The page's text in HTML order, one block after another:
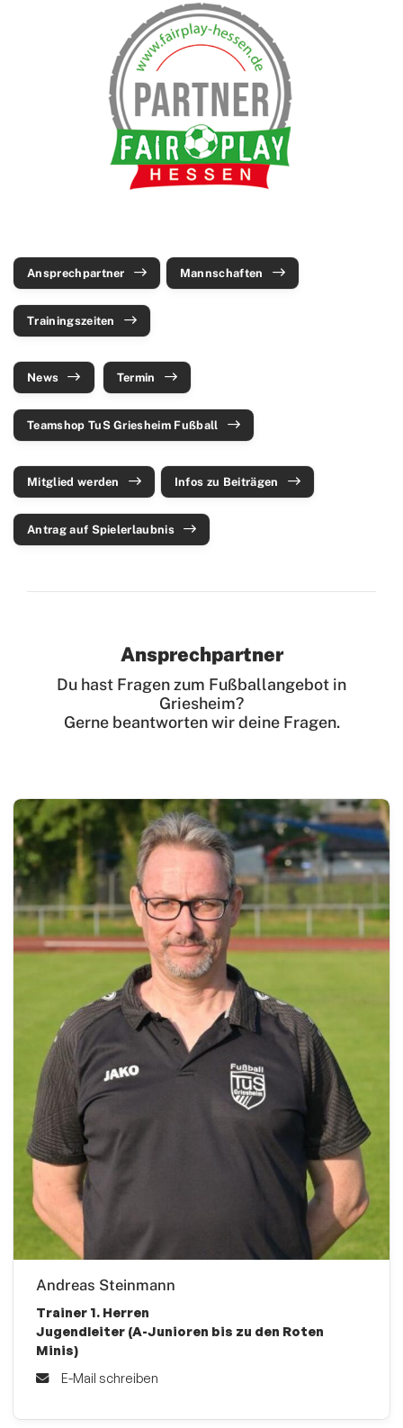
Ansprechpartner Mannschaften
Trainingszeiten
News Termin
Teamshop TuS Griesheim Fußball
Mitglied werden Infos zu Beiträgen
Antrag auf Spielerlaubnis
Ansprechpartner
Du hast Fragen zum Fußballangebot in
Griesheim?
Gerne beantworten wir deine Fragen.
Andreas Steinmann
Trainer 1. Herren
Jugendleiter (A-Junioren bis zu den Roten
Minis)
E-Mail schreiben
Wettkampfturnen
Volleyball
Yoga
Zwiebelbühne
Mitglieder-Service
Verantwortung